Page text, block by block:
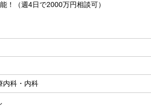
！（週4日で2000万円相談可）
内科・内科